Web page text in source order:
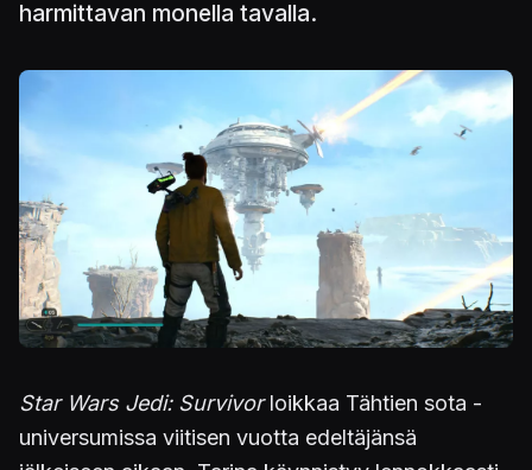
harmittavan monella tavalla.
Kuva
Star Wars Jedi: Survivorloikkaa Tähtien sota -
universumissa viitisen vuotta edeltäjänsä